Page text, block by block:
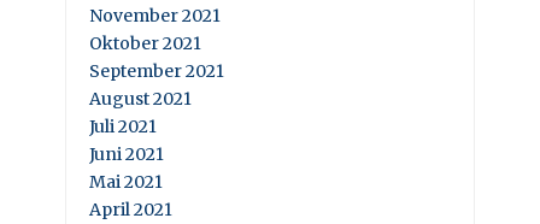
November 2021
Oktober 2021
September 2021
August 2021
Juli 2021
Juni 2021
Mai 2021
April 2021